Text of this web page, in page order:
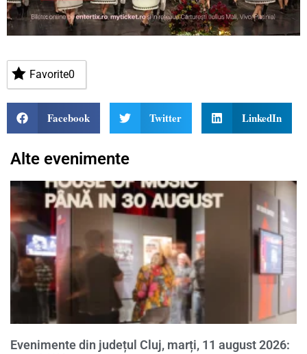
Favorite0
Facebook Twitter LinkedIn
Alte evenimente
Evenimente din județul Cluj, marți, 11 august 2026: